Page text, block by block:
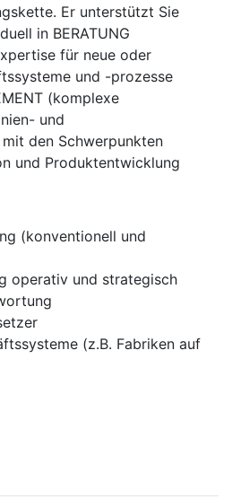
Er unterstützt Sie
in BERATUNG
für neue oder
und -prozesse
(komplexe
und
den Schwerpunkten
und Produktentwicklung
(konventionell und
operativ und strategisch
(z.B. Fabriken auf